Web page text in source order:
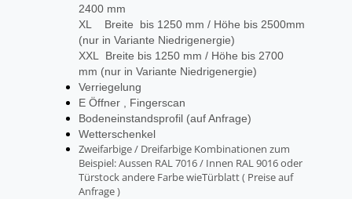
2400 mm
XL Breite bis 1250 mm / Höhe bis 2500mm
(nur in Variante Niedrigenergie)
XXL Breite bis 1250 mm / Höhe bis 2700
mm (nur in Variante Niedrigenergie)
Verriegelung
E Öffner , Fingerscan
Bodeneinstandsprofil (auf Anfrage)
Wetterschenkel
Zweifarbige / Dreifarbige Kombinationen zum
Beispiel: Aussen RAL 7016 / Innen RAL 9016 oder
Türstock andere Farbe wieTürblatt ( Preise auf
Anfrage )